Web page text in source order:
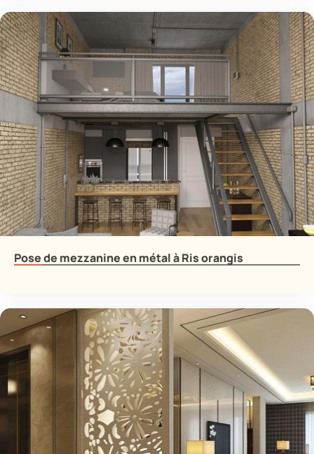
Pose de mezzanine en métal à Ris orangis